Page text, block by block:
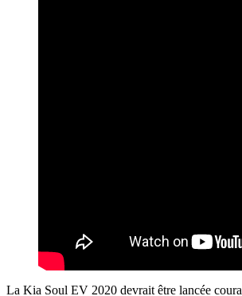
La Kia Soul EV 2020 devrait être lancée